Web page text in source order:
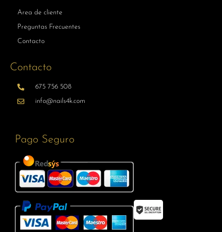
Area de cliente
Preguntas Frecuentes
Contacto
Contacto
675 756 508
info@nails4k.com
Pago Seguro